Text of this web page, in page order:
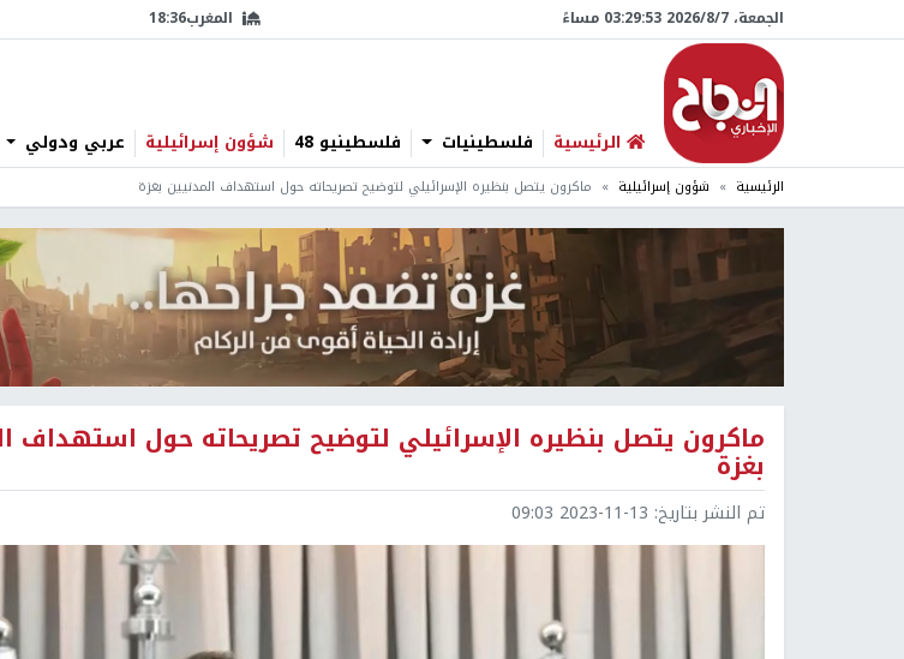
الجمعة، 7/‏8/‏2026 03:29:54 مساءً المغرب18:36
الرئيسية فلسطينيات فلسطينيو 48 شؤون إسرائيلية عربي ودولي
الرئيسية شؤون إسرائيلية ماكرون يتصل بنظيره الإسرائيلي لتوضيح تصريحاته حول استهداف المدنيين بغزة
ماكرون يتصل بنظيره الإسرائيلي لتوضيح تصريحاته حول استهداف
بغزة
تم النشر بتاريخ: 2023-11-13 09:03